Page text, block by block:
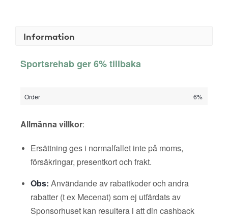
Information
Sportsrehab ger 6% tillbaka
Order 6%
Allmänna villkor:
Ersättning ges i normalfallet inte på moms,
försäkringar, presentkort och frakt.
Obs: Användande av rabattkoder och andra
rabatter (t ex Mecenat) som ej utfärdats av
Sponsorhuset kan resultera i att din cashback